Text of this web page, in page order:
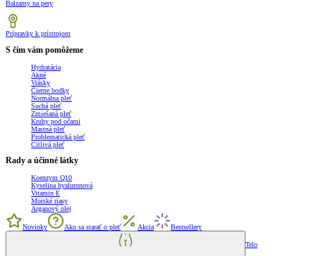
Balzamy na pery
Prípravky k prístrojom
S čím vám pomôžeme
Hydratácia
Akné
Vrásky
Čierne bodky
Normálna pleť
Suchá pleť
Zmiešaná pleť
Kruhy pod očami
Mastná pleť
Problematická pleť
Citlivá pleť
Rady a účinné látky
Koenzym Q10
Kyselina hyaluronová
Vitamin E
Morské riasy
Arganový olej
Novinky Ako sa starať o pleť Akcia Bestsellery
Telo